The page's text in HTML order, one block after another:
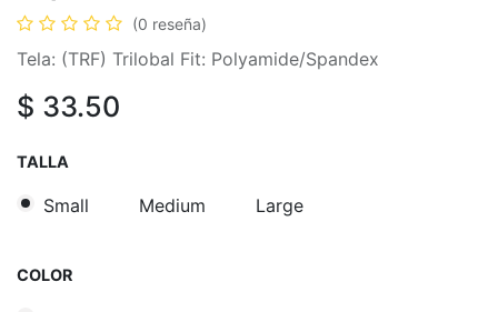
(0 reseña)
Tela: (TRF) Trilobal Fit: Polyamide/Spandex
$ 33.50
TALLA
Small Medium Large
COLOR